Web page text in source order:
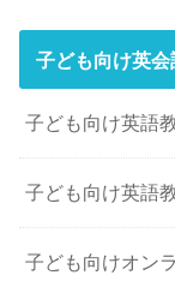
子ども向け英会
子ども向け英語
子ども向け英語
子ども向けオン